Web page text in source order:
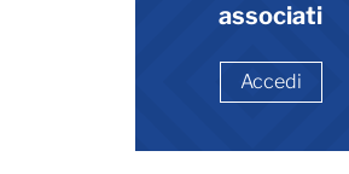
associati
Accedi